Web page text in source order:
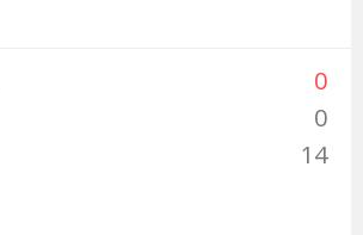
0
0
14